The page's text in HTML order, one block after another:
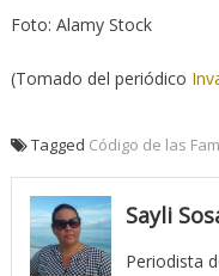
Foto: Alamy Stock
(Tomado del periódico
Tagged Código de las
Sayli
Periodista